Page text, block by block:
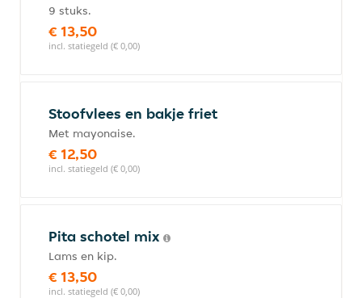
9 stuks.
€ 13,50
incl. statiegeld (€ 0,00)
Stoofvlees en bakje friet
Met mayonaise.
€ 12,50
incl. statiegeld (€ 0,00)
Pita schotel mix
Lams en kip.
€ 13,50
incl. statiegeld (€ 0,00)